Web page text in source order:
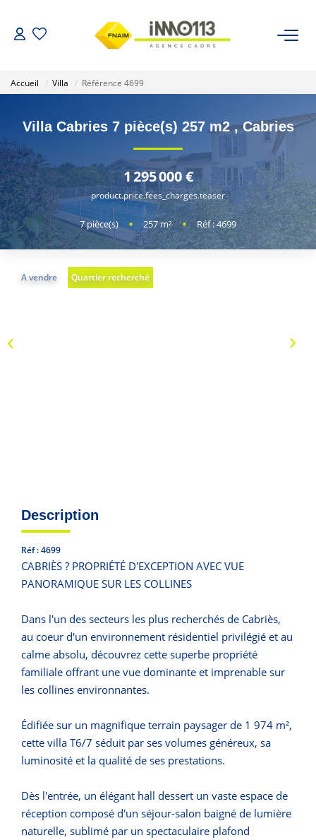
NOTRE AGENCE
Nos Biens Vendus
ESTIMER
CALCULETTES FINANCIÈRES
Accueil Villa Référence 4699
Villa Cabries 7 pièce(s) 257 m2,Cabries
1 295 000 €
product.price.fees_charges.teaser
7 pièce(s) • 257m² • Réf : 4699
A vendre Quartier recherché
Description
Réf : 4699
CABRIÈS ? PROPRIÉTÉ D'EXCEPTION AVEC VUE
PANORAMIQUE SUR LES COLLINES
Dans l'un des secteurs les plus recherchés de Cabriès,
au coeur d'un environnement résidentiel privilégié et au
calme absolu, découvrez cette superbe propriété
familiale offrant une vue dominante et imprenable sur
les collines environnantes.
Édifiée sur un magnifique terrain paysager de 1 974 m²,
cette villa T6/7 séduit par ses volumes généreux, sa
luminosité et la qualité de ses prestations.
Dès l'entrée, un élégant hall dessert un vaste espace de
réception composé d'un séjour-salon baigné de lumière
naturelle, sublimé par un spectaculaire plafond